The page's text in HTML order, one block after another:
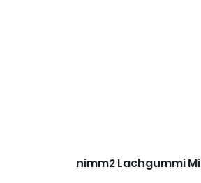
nimm2 Lachgummi